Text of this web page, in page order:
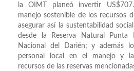
la OIMT planeó invertir
manejo sostenible de los recursos
asegurar así la sustentabilidad
desde la Reserva Natural Punta
Nacional del Darién; y además
personal local en el manejo y
recursos de las reservas